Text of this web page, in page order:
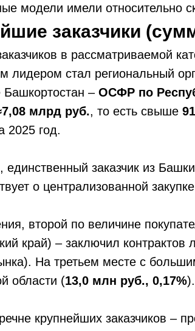
модели имели относительно
заказчики
в рассматриваемой
лидером стал региональный
Башкортостан – ОСФР по
млрд руб., то есть свыше
2025 год.
единственный заказчик из
о централизованной
второй по величине
край) – заключил контрактов
На третьем месте с
области (13,0 млн руб., 0,17%).
крупнейших заказчиков –